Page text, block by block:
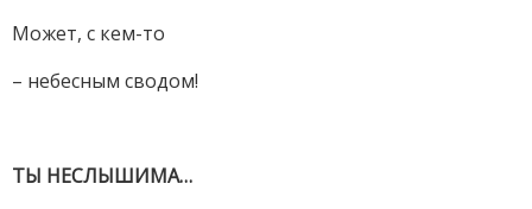
Может, с кем-то
– небесным сводом!
ТЫ НЕСЛЫШИМА…